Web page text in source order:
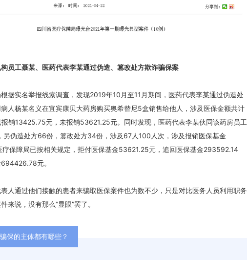
员工聂某、医药代表李某通过伪造、篡改处方欺诈骗保案
据实名举报线索调查，发现2019年10月至11月期间，医药代表李某通过伪造处
人杨某名义在宜宾康贝大药房购买奥希替尼5盒销售给他人，涉及医保金额共计
销13425.75元，未报销53621.25元。同时发现，医药代表李某伙同该药房员工
另伪造处方66份，篡改处方34份，涉及67人100人次，涉及报销医保基金
保障局已按相关规定，拒付医保基金53621.25元，追回医保基金293592.14
元。
人通过他们接触的患者来骗取医保案件也为数不少，只是对比医务人员利用职务
来说，没有那么“显眼”罢了。
保的主体都有哪些？